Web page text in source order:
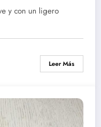
y con un ligero
Leer Más